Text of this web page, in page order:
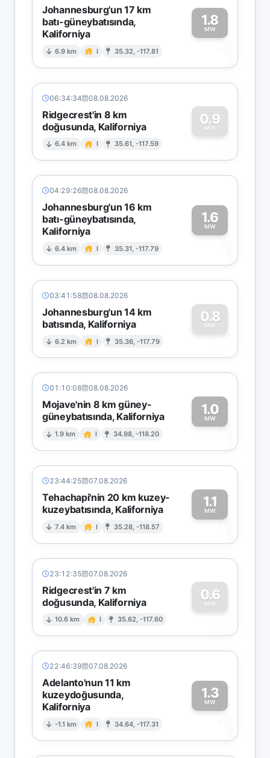
Johannesburg'un 17 km
batı-güneybatısında,
Kaliforniya
6.9 km I 35.32, -117.81
1.8
MW
1
06:34:34 08.08.2026
Ridgecrest'in 8 km
doğusunda, Kaliforniya
6.4 km I 35.61, -117.59
0.9
MW
0
04:29:26 08.08.2026
Johannesburg'un 16 km
batı-güneybatısında,
Kaliforniya
6.4 km I 35.31, -117.79
1.6
MW
1
03:41:58 08.08.2026
Johannesburg'un 14 km
batısında, Kaliforniya
6.2 km I 35.36, -117.79
0.8
MW
0
01:10:08 08.08.2026
Mojave'nin 8 km güney-
güneybatısında, Kaliforniya
1.9 km I 34.98, -118.20
1.0
MW1
23:44:25 07.08.2026
Tehachapi'nin 20 km kuzey-
kuzeybatısında, Kaliforniya
7.4 km I 35.28, -118.57
1.1
MW1
23:12:35 07.08.2026
Ridgecrest'in 7 km
doğusunda, Kaliforniya
10.6 km I 35.62, -117.60
0.6
MW
0
22:46:39 07.08.2026
Adelanto'nun 11 km
kuzeydoğusunda,
Kaliforniya
-1.1 km I 34.64, -117.31
1.3
MW
1